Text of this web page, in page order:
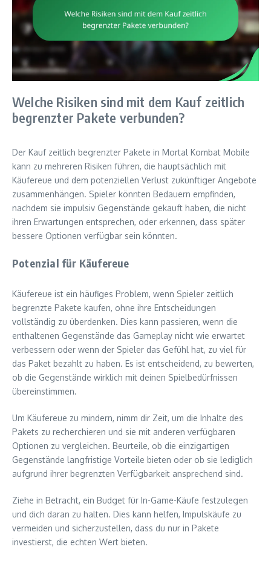
Welche Risiken sind mit dem Kauf zeitlich
begrenzter Pakete verbunden?
Der Kauf zeitlich begrenzter Pakete in Mortal Kombat Mobile
kann zu mehreren Risiken führen, die hauptsächlich mit
Käufereue und dem potenziellen Verlust zukünftiger Angebote
zusammenhängen. Spieler könnten Bedauern empfinden,
nachdem sie impulsiv Gegenstände gekauft haben, die nicht
ihren Erwartungen entsprechen, oder erkennen, dass später
bessere Optionen verfügbar sein könnten.
Potenzial für Käufereue
Käufereue ist ein häufiges Problem, wenn Spieler zeitlich
begrenzte Pakete kaufen, ohne ihre Entscheidungen
vollständig zu überdenken. Dies kann passieren, wenn die
enthaltenen Gegenstände das Gameplay nicht wie erwartet
verbessern oder wenn der Spieler das Gefühl hat, zu viel für
das Paket bezahlt zu haben. Es ist entscheidend, zu bewerten,
ob die Gegenstände wirklich mit deinen Spielbedürfnissen
übereinstimmen.
Um Käufereue zu mindern, nimm dir Zeit, um die Inhalte des
Pakets zu recherchieren und sie mit anderen verfügbaren
Optionen zu vergleichen. Beurteile, ob die einzigartigen
Gegenstände langfristige Vorteile bieten oder ob sie lediglich
aufgrund ihrer begrenzten Verfügbarkeit ansprechend sind.
Ziehe in Betracht, ein Budget für In-Game-Käufe festzulegen
und dich daran zu halten. Dies kann helfen, Impulskäufe zu
vermeiden und sicherzustellen, dass du nur in Pakete
investierst, die echten Wert bieten.